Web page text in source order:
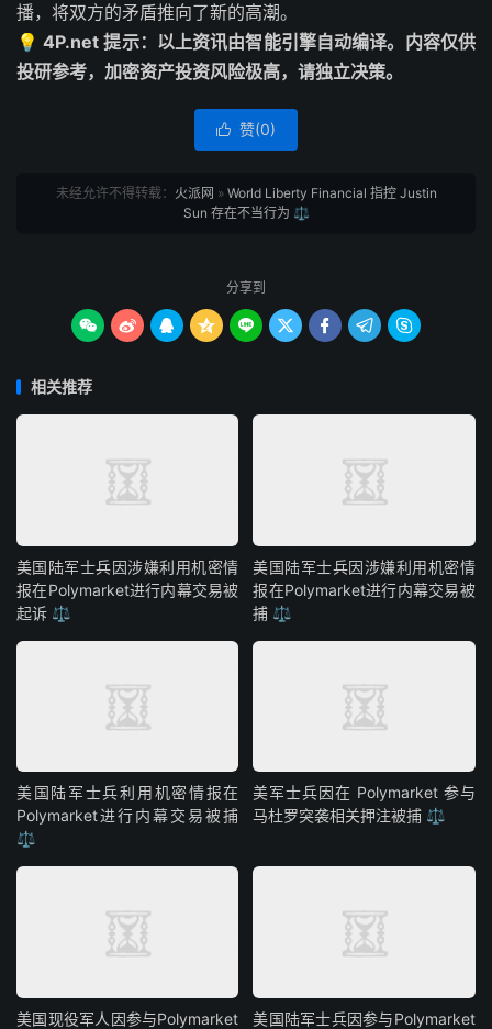
播，将双方的矛盾推向了新的高潮。
💡 4P.net 提示：以上资讯由智能引擎自动编译。内容仅供
投研参考，加密资产投资风险极高，请独立决策。
 赞(0)
未经允许不得转载： 火派网 » World Liberty Financial 指控 Justin
Sun 存在不当行为 ⚖️
分享到
        
相关推荐
美国陆军士兵因涉嫌利用机密情
报在Polymarket进行内幕交易被
起诉 ⚖️
美国陆军士兵因涉嫌利用机密情
报在Polymarket进行内幕交易被
捕 ⚖️
美国陆军士兵利用机密情报在
Polymarket进行内幕交易被捕
⚖️
美军士兵因在 Polymarket 参与
马杜罗突袭相关押注被捕 ⚖️
美国现役军人因参与Polymarket
美国陆军士兵因参与Polymarket